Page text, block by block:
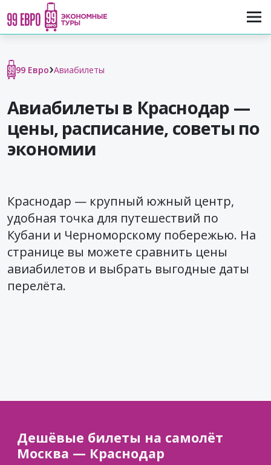
99 Евро›Авиабилеты
Авиабилеты в Краснодар —
цены, расписание, советы по
экономии
Краснодар — крупный южный центр,
удобная точка для путешествий по
Кубани и Черноморскому побережью. На
странице вы можете сравнить цены
авиабилетов и выбрать выгодные даты
перелёта.
Дешёвые билеты на самолёт
Москва — Краснодар